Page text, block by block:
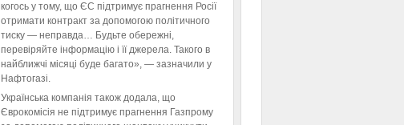
когось у тому, що ЄС підтримує прагнення Росії
отримати контракт за допомогою політичного
тиску — неправда… Будьте обережні,
перевіряйте інформацію і її джерела. Такого в
найближчі місяці буде багато», — зазначили у
Нафтогазі.
Українська компанія також додала, що
Єврокомісія не підтримує прагнення Газпрому